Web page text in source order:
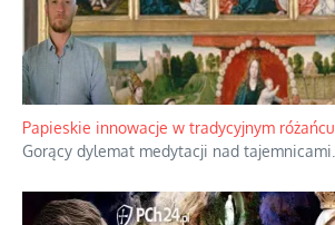
Papieskie innowacje w tradycyjnym różańcu
Gorący dylemat medytacji nad tajemnicami.